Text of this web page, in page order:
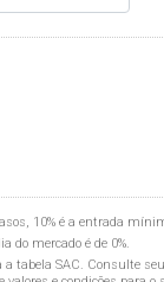
10% é a entrada
do mercado é de 0%.
a tabela SAC. Consulte